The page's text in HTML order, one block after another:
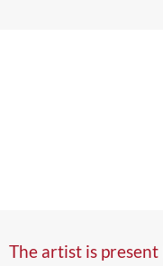
The artist is present